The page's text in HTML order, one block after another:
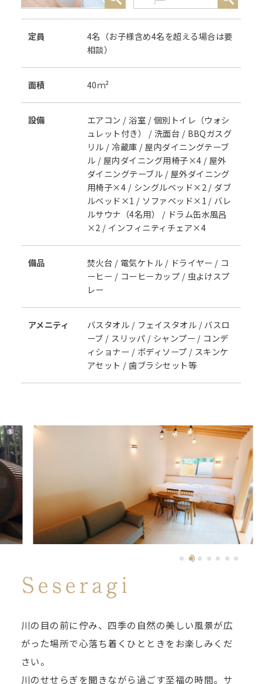
定員
4名（お子様含め4名を超える場合は要
相談）
⾯積 40ｍ²
設備
エアコン / 浴室 / 個別トイレ（ウォシ
ュレット付き） / 洗面台 / BBQガスグ
リル / 冷蔵庫 / 屋内ダイニングテーブ
ル / 屋内ダイニング用椅子×4 / 屋外
ダイニングテーブル / 屋外ダイニング
用椅子×4 / シングルベッド×2 / ダブ
ルベッド×1 / ソファベッド×1 / バレ
ルサウナ（4名用） / ドラム缶水風呂
×2 / インフィニティチェア×4
備品
焚火台 / 電気ケトル / ドライヤー / コ
ーヒー / コーヒーカップ / 虫よけスプ
レー
アメニティ
バスタオル / フェイスタオル / バスロ
ーブ / スリッパ / シャンプー / コンデ
ィショナー / ボディソープ / スキンケ
アセット / 歯ブラシセット等
川の目の前に佇み、四季の自然の美しい風景が広
がった場所で心落ち着くひとときをお楽しみくだ
さい。
川のせせらぎを聞きながら過ごす至福の時間。サ